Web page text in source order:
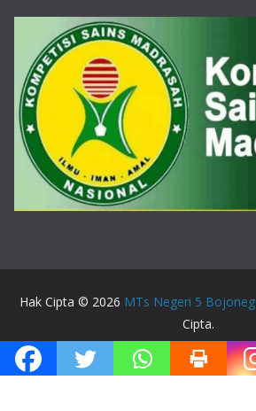
Hak Cipta © 2026 MTs Negeri 5
Cipta.
Tema:ColorMagoleh ThemeGrill.
WordPress.